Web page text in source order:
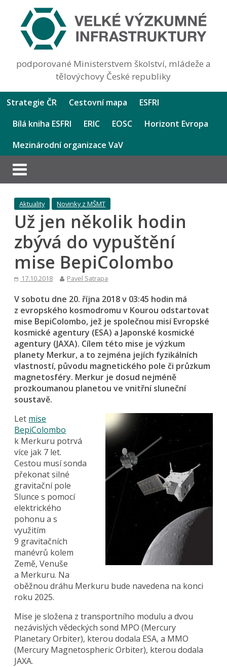
podporované Ministerstvem školství, mládeže a
tělovýchovy České republiky
Strategie ČR Cestovní mapa
ESFRI
Bílá kniha ESFRI
ERIC EOSC
Horizont Evropa
Mezinárodní organizace VaV
Aktuality Novinky z MŠMT
Už jen několik hodin
zbývá do vypuštění
mise BepiColombo
17.10.2018 Pavel Satrapa
V sobotu dne 20. října 2018 v 03:45 hodin má
z evropského kosmodromu v Kourou odstartovat
mise BepiColombo, jež je společnou misí Evropské
kosmické agentury (ESA) a Japonské kosmické
agentury (JAXA). Cílem této mise je výzkum
planety Merkur, a to zejména jejích fyzikálních
vlastností, původu magnetického pole či průzkum
magnetosféry. Merkur je dosud nejméně
prozkoumanou planetou ve vnitřní sluneční
soustavě.
Let mise
BepiColombo
k Merkuru potrvá
více jak 7 let.
Cestou musí sonda
překonat silné
gravitační pole
Slunce s pomocí
elektrického
pohonu a s
využitím
9 gravitačních
manévrů kolem
Země, Venuše
a Merkuru. Na
oběžnou dráhu Merkuru bude navedena na konci
roku 2025.
Mise je složena z transportního modulu a dvou
nezávislých vědeckých sond MPO (Mercury
Planetary Orbiter), kterou dodala ESA, a MMO
(Mercury Magnetospheric Orbiter), kterou dodala
JAXA.